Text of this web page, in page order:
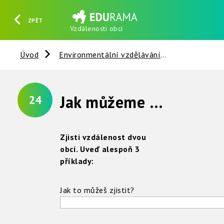
ZPĚT
Vzdálenosti obcí
HLEDAT REGISTROVAT PŘIHLÁSIT SE
Úvod Environmentální vzdělávání
24 Jak můžeme některé délky zjistit ?
Zjisti vzdálenost dvou
obcí. Uveď alespoň 3
příklady:
Jak to můžeš zjistit?